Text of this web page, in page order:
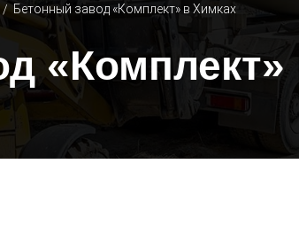
Бетонный завод «Комплект» в Химках